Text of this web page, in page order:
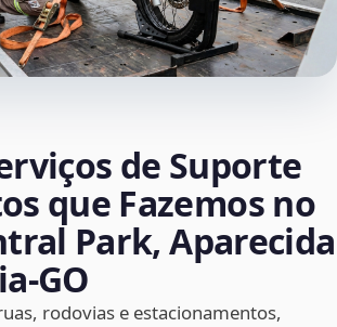
de Suporte
que Fazemos no
Park, Aparecida
rodovias e estacionamentos,